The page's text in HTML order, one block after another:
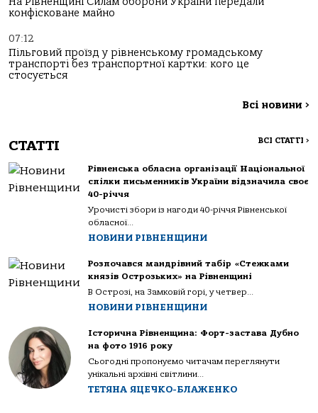
конфісковане майно
07:12
Пільговий проїзд у рівненському громадському
транспорті без транспортної картки: кого це
стосується
Всі новини >
СТАТТІ ВСІ СТАТТІ >
Рівненська обласна організації Національної
спілки письменників України відзначила своє
40-річчя
Урочисті збори із нагоди 40-річчя Рівненської
обласної...
НОВИНИ РІВНЕНЩИНИ
Розпочався мандрівний табір «Стежками
князів Острозьких» на Рівненщині
В Острозі, на Замковій горі, у четвер...
НОВИНИ РІВНЕНЩИНИ
Історична Рівненщина: Форт-застава Дубно
на фото 1916 року
Сьогодні пропонуємо читачам переглянути
унікальні архівні світлини...
ТЕТЯНА ЯЦЕЧКО-БЛАЖЕНКО